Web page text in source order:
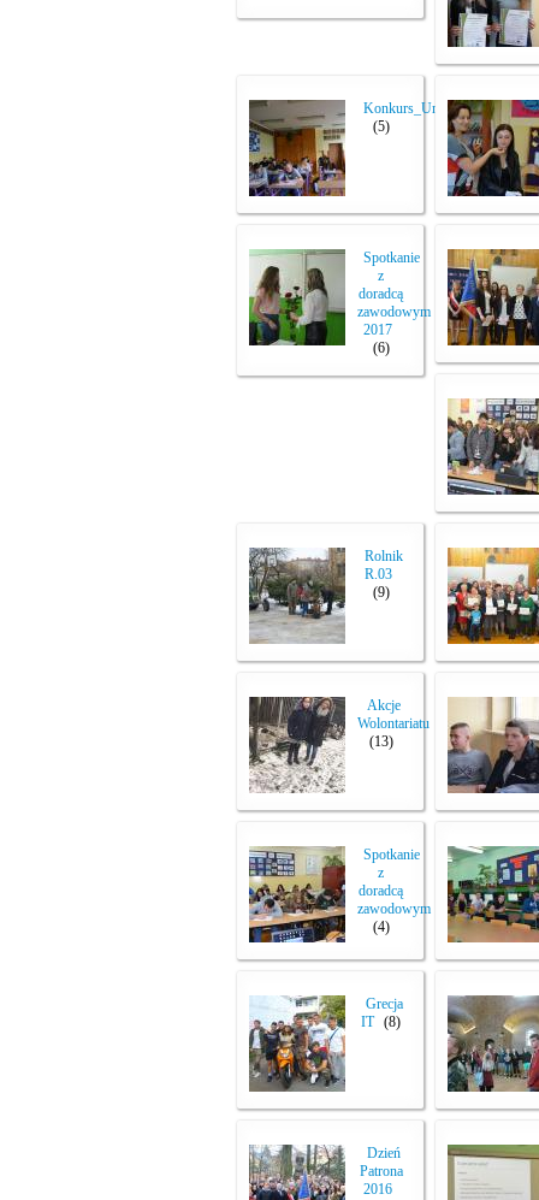
Konkurs_Unia_2017
(5)
Spotkanie
z
doradcą
zawodowym
2017
(6)
Rolnik
R.03
(9)
Akcje
Wolontariatu
(13)
Spotkanie
z
doradcą
zawodowym
(4)
Grecja
IT (8)
Dzień
Patrona
2016